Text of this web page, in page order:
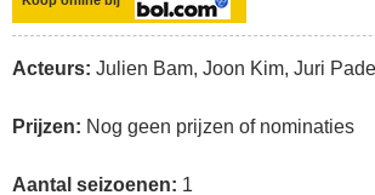
Acteurs: Julien Bam, Joon Kim, Juri Padel
Prijzen: Nog geen prijzen of nominaties
Aantal seizoenen: 1